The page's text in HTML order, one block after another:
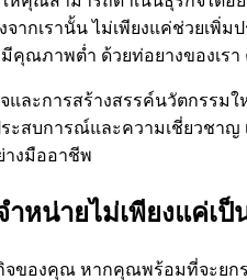
กเรานั้น ไม่เพียงแค่ช่วยเพิ่ม
ณภาพต่ำ ด้วยท่อยางของเ
ะการสร้างสรรค์นวัตกรรมให
ะสบการณ์และความเชี่ยวชา
างมืออาชีพ
ำหน่ายไม่เพียงแค่เ
จของคุณ หากคุณพร้อมที่จะย